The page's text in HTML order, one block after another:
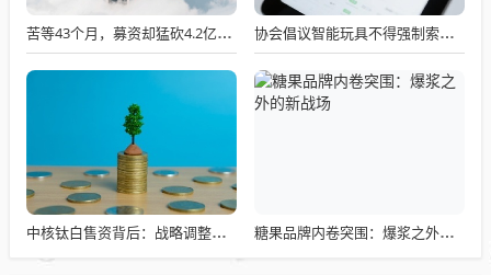
苦等43个月，募资却猛砍4.2亿！云汉芯城IPO背后的三重谜团 协会倡议智能玩具不得强制索取个人信息
中核钛白售资背后：战略调整还是家族资本运作 糖果品牌内卷突围：爆浆之外的新战场